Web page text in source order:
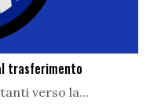
trasferimento
verso la...